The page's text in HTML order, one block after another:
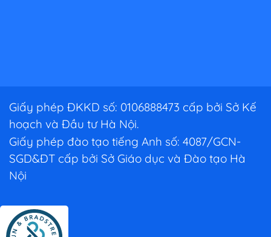
Giấy phép ĐKKD số: 0106888473 cấp bởi Sở Kế
hoạch và Đầu tư Hà Nội.
Giấy phép đào tạo tiếng Anh số: 4087/GCN-
SGD&ĐT cấp bởi Sở Giáo dục và Đào tạo Hà
Nội